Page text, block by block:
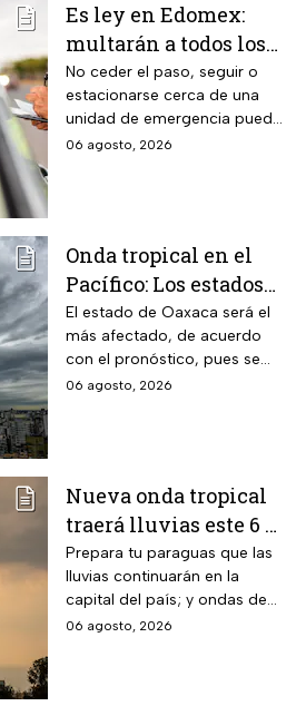
Es ley en Edomex:
multarán a todos los
conductores que
cometan este error
frente a ambulancias
y patrullas
No ceder el paso, seguir o
estacionarse cerca de una
unidad de emergencia puede
generar una multa de más de
06 agosto, 2026
Onda tropical en el
Pacífico: Los estados
donde lloverá más
fuerte este jueves y
viernes
El estado de Oaxaca será el
más afectado, de acuerdo
con el pronóstico, pues se
prevén lluvias intensas con
06 agosto, 2026
Nueva onda tropical
traerá lluvias este 6 de
agosto; Monzón
mexicano aumentará
las temperaturas este
jueves
Prepara tu paraguas que las
lluvias continuarán en la
capital del país; y ondas de
calor afectarán el norte de
06 agosto, 2026